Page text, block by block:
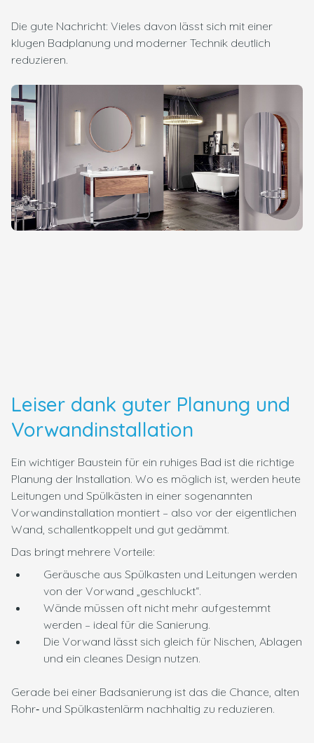
Die gute Nachricht: Vieles davon lässt sich mit einer
klugen Badplanung und moderner Technik deutlich
reduzieren.
Leiser dank guter Planung und
Vorwandinstallation
Ein wichtiger Baustein für ein ruhiges Bad ist die richtige
Planung der Installation. Wo es möglich ist, werden heute
Leitungen und Spülkästen in einer sogenannten
Vorwandinstallation montiert – also vor der eigentlichen
Wand, schallentkoppelt und gut gedämmt.
Das bringt mehrere Vorteile:
Geräusche aus Spülkasten und Leitungen werden
von der Vorwand „geschluckt“.
Wände müssen oft nicht mehr aufgestemmt
werden – ideal für die Sanierung.
Die Vorwand lässt sich gleich für Nischen, Ablagen
und ein cleanes Design nutzen.
Gerade bei einer Badsanierung ist das die Chance, alten
Rohr‑ und Spülkastenlärm nachhaltig zu reduzieren.